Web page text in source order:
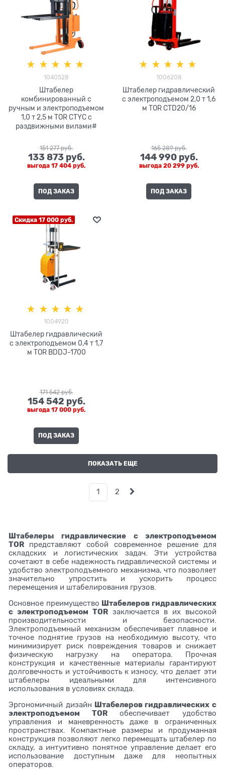
1040528
Штабелер
комбинированный с
ручным и электроподъемом
1,0 т 2,5 м TOR CTYC с
раздвижными вилами#
151 277 руб.
133 873 руб.
выгода 17 404 руб.
ПОД ЗАКАЗ
1006208
Штабелер гидравлический
с электроподъемом 2,0 т 1,6
м TOR CTD20/16
165 289 руб.
144 990 руб.
выгода 20 299 руб.
ПОД ЗАКАЗ
Скидка 17 000 руб.
1004920
Штабелер гидравлический
с электроподъемом 0,4 т 1,7
м TOR BDDJ-1700
171 542 руб.
154 542 руб.
выгода 17 000 руб.
ПОД ЗАКАЗ
ПОКАЗАТЬ ЕЩЕ
1 2
Штабелеры гидравлические c электроподъемом
TOR представляют собой современное решение для
складских и логистических задач. Эти устройства
сочетают в себе надежность гидравлической системы и
удобство электроподъемного механизма, что позволяет
значительно упростить и ускорить процесс
перемещения и штабелирования грузов.
Основное преимущество Штабелеров гидравлических
c электроподъемом TOR заключается в их высокой
производительности и безопасности.
Электроподъемный механизм обеспечивает плавное и
точное поднятие грузов на необходимую высоту, что
минимизирует риск повреждения товаров и снижает
физическую нагрузку на оператора. Прочная
конструкция и качественные материалы гарантируют
долговечность и устойчивость к износу, что делает эти
штабелеры идеальными для интенсивного
использования в условиях склада.
Эргономичный дизайн Штабелеров гидравлических c
электроподъемом TORобеспечивает удобство
управления и маневренность даже в ограниченных
пространствах. Компактные размеры и продуманная
конструкция позволяют легко перемещать штабелер по
складу, а интуитивно понятное управление делает его
использование доступным даже для неопытных
операторов.